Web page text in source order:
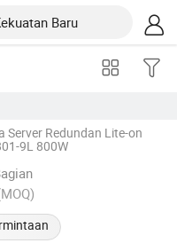
Server Redundan Lite-on
9L 800W
Ltd
mulai 2025